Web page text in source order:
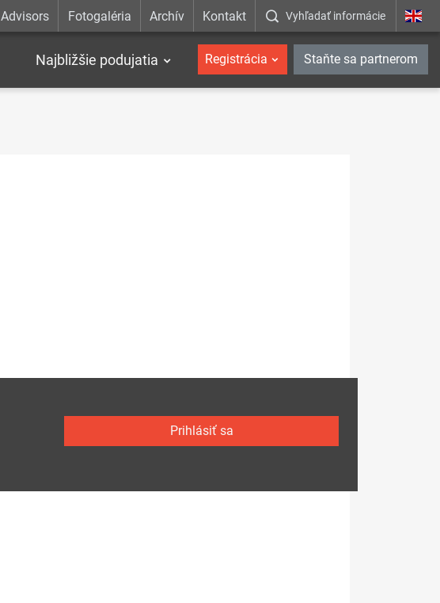
Advisors Fotogaléria Archív Kontakt Vyhľadať informácie
Najbližšie podujatia Registrácia Staňte sa partnerom
Prihlásiť sa